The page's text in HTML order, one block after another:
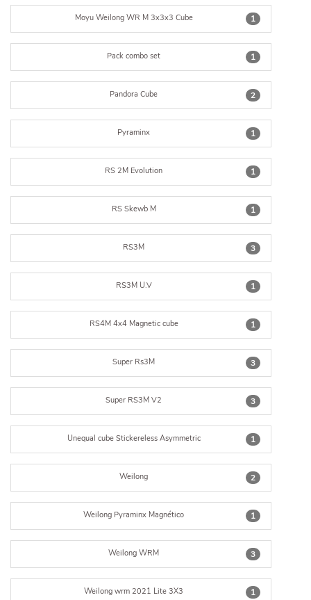
1
Moyu Weilong WR M 3x3x3 Cube
1
Pack combo set
2
Pandora Cube
1
Pyraminx
1
RS 2M Evolution
1
RS Skewb M
3
RS3M
1
RS3M U.V
1
RS4M 4x4 Magnetic cube
3
Super Rs3M
3
Super RS3M V2
1
Unequal cube Stickereless Asymmetric
2
Weilong
1
Weilong Pyraminx Magnético
3
Weilong WRM
1
Weilong wrm 2021 Lite 3X3